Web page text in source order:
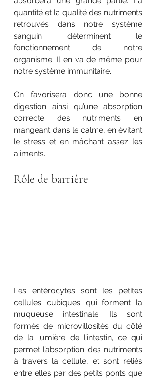
quantité et la qualité des nutriments
retrouvés dans notre système
sanguin déterminent le
fonctionnement de notre
organisme. Il en va de même pour
notre système immunitaire.
On favorisera donc une bonne
digestion ainsi qu’une absorption
correcte des nutriments en
mangeant dans le calme, en évitant
le stress et en mâchant assez les
aliments.
Rôle de barrière
Les entérocytes sont les petites
cellules cubiques qui forment la
muqueuse intestinale. Ils sont
formés de microvillosités du côté
de la lumière de l’intestin, ce qui
permet l’absorption des nutriments
à travers la cellule, et sont reliés
entre elles par des petits ponts que